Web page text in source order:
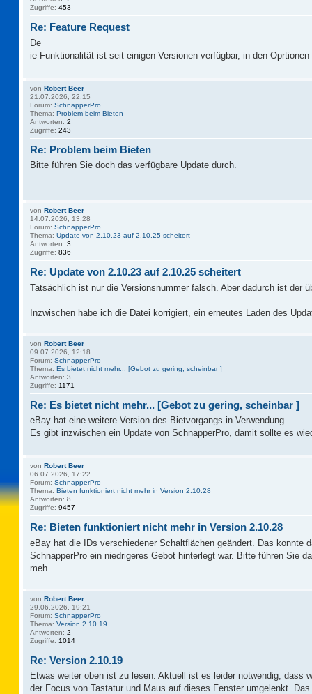
Zugriffe: 453
Re: Feature Request
De
ie Funktionalität ist seit einigen Versionen verfügbar, in den
von Robert Beer
21.07.2026, 22:15
Forum: SchnapperPro
Thema: Problem beim Bieten
Antworten: 2
Zugriffe: 243
Re: Problem beim Bieten
Bitte führen Sie doch das verfügbare Update durch.
von Robert Beer
14.07.2026, 13:28
Forum: SchnapperPro
Thema: Update von 2.10.23 auf 2.10.25 scheitert
Antworten: 3
Zugriffe: 836
Re: Update von 2.10.23 auf 2.10.25 scheitert
Tatsächlich ist nur die Versionsnummer falsch. Aber dadurch ist der
Inzwischen habe ich die Datei korrigiert, ein erneutes Laden des
von Robert Beer
09.07.2026, 12:18
Forum: SchnapperPro
Thema: Es bietet nicht mehr... [Gebot zu gering, scheinbar ]
Antworten: 3
Zugriffe: 1171
Re: Es bietet nicht mehr... [Gebot zu gering, scheinbar ]
eBay hat eine weitere Version des Bietvorgangs in Verwendung.
Es gibt inzwischen ein Update von SchnapperPro, damit sollte es
von Robert Beer
06.07.2026, 17:22
Forum: SchnapperPro
Thema: Bieten funktioniert nicht mehr in Version 2.10.28
Antworten: 8
Zugriffe: 9457
Re: Bieten funktioniert nicht mehr in Version 2.10.28
eBay hat die IDs verschiedener Schaltflächen geändert. Das konnte
SchnapperPro ein niedrigeres Gebot hinterlegt war. Bitte führen Sie
meh...
von Robert Beer
29.06.2026, 19:21
Forum: SchnapperPro
Thema: Version 2.10.19
Antworten: 2
Zugriffe: 1014
Re: Version 2.10.19
Etwas weiter oben ist zu lesen: Aktuell ist es leider notwendig, dass
der Focus von Tastatur und Maus auf dieses Fenster umgelenkt.